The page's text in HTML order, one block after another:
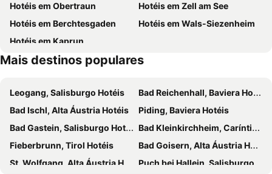
Hotéis em Obertraun
Hotéis em Zell am See
Hotéis em Berchtesgaden
Hotéis em Wals-Siezenheim
Hotéis em Kaprun
Mais destinos populares
Leogang, Salisburgo Hotéis
Bad Reichenhall, Baviera Hotéis
Bad Ischl, Alta Áustria Hotéis
Piding, Baviera Hotéis
Bad Gastein, Salisburgo Hotéis
Bad Kleinkirchheim, Caríntia Hotéis
Fieberbrunn, Tirol Hotéis
Bad Goisern, Alta Áustria Hotéis
St. Wolfgang, Alta Áustria Hotéis
Puch bei Hallein, Salisburgo Hotéis